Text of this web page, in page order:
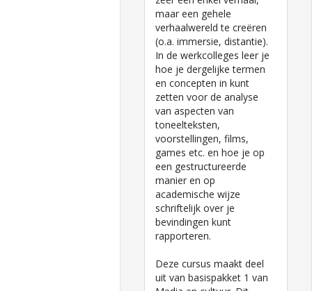
maar een gehele
verhaalwereld te creëren
(o.a. immersie, distantie).
In de werkcolleges leer je
hoe je dergelijke termen
en concepten in kunt
zetten voor de analyse
van aspecten van
toneelteksten,
voorstellingen, films,
games etc. en hoe je op
een gestructureerde
manier en op
academische wijze
schriftelijk over je
bevindingen kunt
rapporteren.
Deze cursus maakt deel
uit van basispakket 1 van